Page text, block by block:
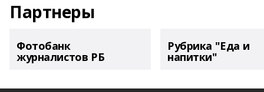
Партнеры
Фотобанк
журналистов РБ
Рубрика "Еда и
напитки"